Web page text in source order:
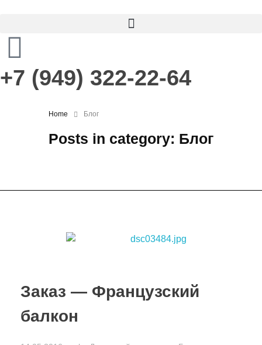
+7 (949) 322-22-64
Home Блог
Posts in category: Блог
Заказ — Французский
балкон